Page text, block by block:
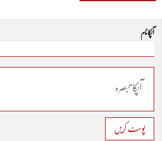
آپکا نام
پوسٹ کریں